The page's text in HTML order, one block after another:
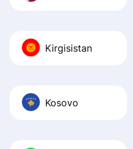
Kirgisistan
Kosovo